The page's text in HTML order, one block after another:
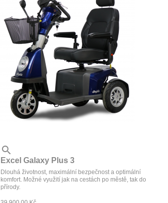

Excel Galaxy Plus 3
Dlouhá životnost, maximální bezpečnost a optimální
komfort. Možné využití jak na cestách po městě, tak do
přírody.